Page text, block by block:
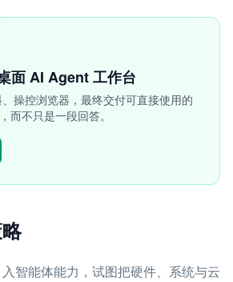
面 AI Agent 工作台
操控浏览器，最终交付可直接使用的
而不只是一段回答。
智能体能力，试图把硬件、系统与云